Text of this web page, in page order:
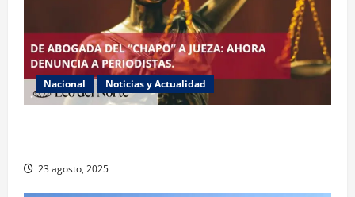
Nacional Noticias y Actualidad
23 agosto, 2025